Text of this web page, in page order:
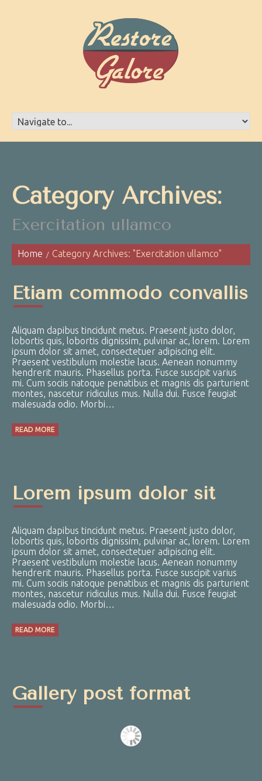
Category Archives:
Exercitation ullamco
Home Category Archives: "Exercitation ullamco"
Etiam commodo convallis
Aliquam dapibus tincidunt metus. Praesent justo dolor,
lobortis quis, lobortis dignissim, pulvinar ac, lorem. Lorem
ipsum dolor sit amet, consectetuer adipiscing elit.
Praesent vestibulum molestie lacus. Aenean nonummy
hendrerit mauris. Phasellus porta. Fusce suscipit varius
mi. Cum sociis natoque penatibus et magnis dis parturient
montes, nascetur ridiculus mus. Nulla dui. Fusce feugiat
malesuada odio. Morbi…
READ MORE
Lorem ipsum dolor sit
Aliquam dapibus tincidunt metus. Praesent justo dolor,
lobortis quis, lobortis dignissim, pulvinar ac, lorem. Lorem
ipsum dolor sit amet, consectetuer adipiscing elit.
Praesent vestibulum molestie lacus. Aenean nonummy
hendrerit mauris. Phasellus porta. Fusce suscipit varius
mi. Cum sociis natoque penatibus et magnis dis parturient
montes, nascetur ridiculus mus. Nulla dui. Fusce feugiat
malesuada odio. Morbi…
READ MORE
Gallery post format